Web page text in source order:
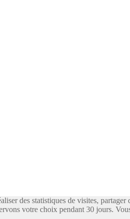
des statistiques de visites,
votre choix pendant 30 jours.